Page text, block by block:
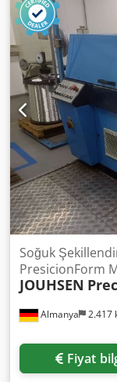
uzunluğu: 60mm,
besleme hızı:
döndürme
Makine boyutları
3650mm/1850mm/
Dokümantasyon
Dcodpey Tn Nyjfx
Almanya 2.417
Soğuk
PresicionForm
JOUHSEN
Fiyat